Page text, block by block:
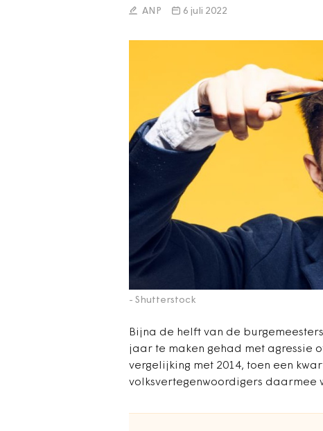
ANP 6 juli 2022
- Shutterstock
Bijna de helft van de
jaar te maken gehad met agressie
vergelijking met 2014, toen een
volksvertegenwoordigers daarmee